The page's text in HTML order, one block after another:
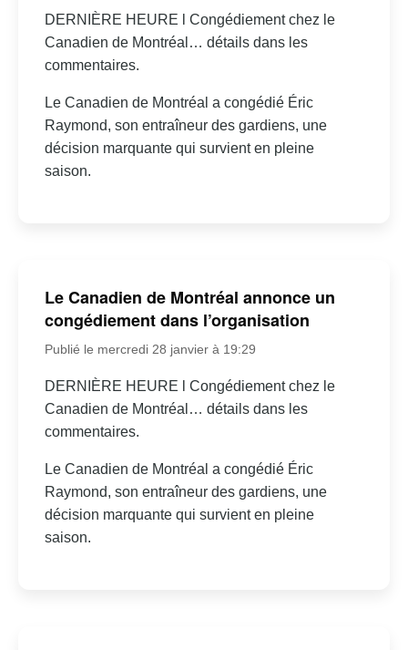
DERNIÈRE HEURE l Congédiement chez le
Canadien de Montréal… détails dans les
commentaires.
Le Canadien de Montréal a congédié Éric
Raymond, son entraîneur des gardiens, une
décision marquante qui survient en pleine
saison.
Le Canadien de Montréal annonce un
congédiement dans l’organisation
Publié le mercredi 28 janvier à 19:29
DERNIÈRE HEURE l Congédiement chez le
Canadien de Montréal… détails dans les
commentaires.
Le Canadien de Montréal a congédié Éric
Raymond, son entraîneur des gardiens, une
décision marquante qui survient en pleine
saison.